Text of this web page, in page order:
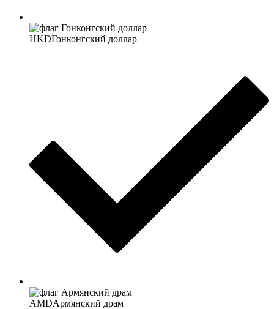
HKDГонконгский доллар
AMDАрмянский драм